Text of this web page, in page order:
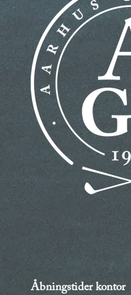
Åbningstider kontor